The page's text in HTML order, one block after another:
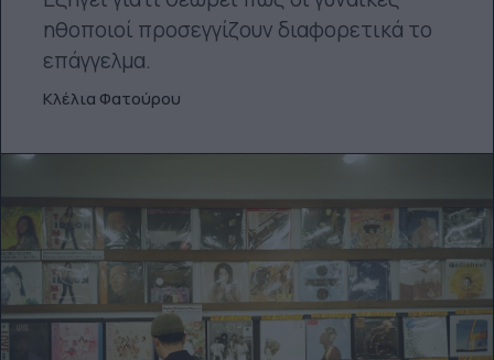
ηθοποιοί προσεγγίζουν διαφορετικά το
επάγγελμα.
Κλέλια Φατούρου